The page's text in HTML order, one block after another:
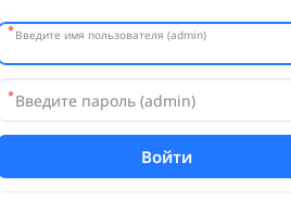
*Введите имя пользователя (admin)
*Введите пароль (admin)
Войти